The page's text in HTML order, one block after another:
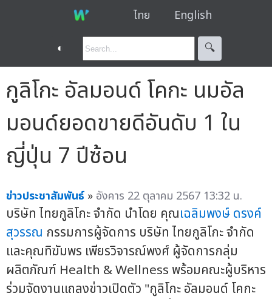
ไทย English
◐ 🔍︎
กูลิโกะ อัลมอนด์ โคกะ นมอัล
มอนด์ยอดขายดีอันดับ 1 ใน
ญี่ปุ่น 7 ปีซ้อน
ข่าวประชาสัมพันธ์ » อังคาร 22 ตุลาคม 2567 13:32 น.
บริษัท ไทยกูลิโกะ จำกัด นำโดย คุณเฉลิมพงษ์ ดรงค์
สุวรรณ กรรมการผู้จัดการ บริษัท ไทยกูลิโกะ จำกัด
และคุณทิฆัมพร เพียรวิจารณ์พงศ์ ผู้จัดการกลุ่ม
ผลิตภัณฑ์ Health & Wellness พร้อมคณะผู้บริหาร
ร่วมจัดงานแถลงข่าวเปิดตัว "กูลิโกะ อัลมอนด์ โคกะ